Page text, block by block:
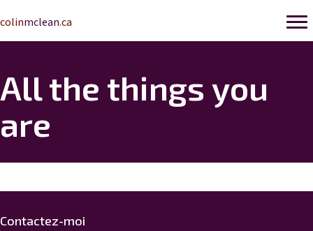
colinmclean.ca
All the things you
are
Contactez-moi